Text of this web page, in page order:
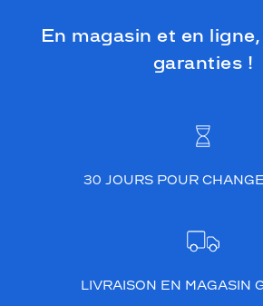
En magasin et en
garanties !
30 JOURS POUR
LIVRAISON EN MAGASIN